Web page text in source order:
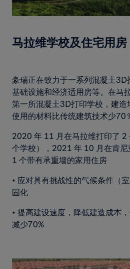
马拉维学校及住宅用房
豪瑞正在致力于一系列混凝土3D
基础设施和经济适用房等。在马
第一所混凝土3D打印学校，建造
使用的材料比传统建筑技术少70
2020 年 11 月在马拉维打印了 2
个学校），2021 年 10 月在肯尼
1 个带有承重墙的家用住房
• 应对具有挑战性的气候条件（
固化
• 提高建设速度，降低建造成本
减少70%